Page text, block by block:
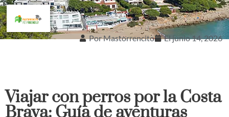
PorMastorrencito Eljunio 14, 2026
Viajar con perros por la Costa